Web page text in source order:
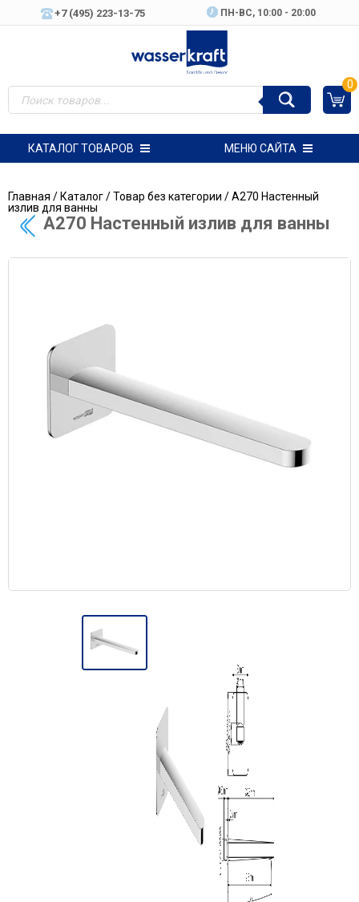
+7 (495) 223-13-75 ПН-ВC, 10:00 - 20:00
0
КАТАЛОГ ТОВАРОВ МЕНЮ САЙТА
Главная /Каталог/Товар без категории / A270 Настенный
излив для ванны
A270 Настенный излив для ванны